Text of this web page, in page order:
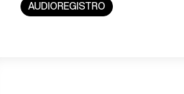
AUDIOREGISTRO